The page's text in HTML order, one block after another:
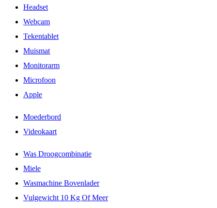
Headset
Webcam
Tekentablet
Muismat
Monitorarm
Microfoon
Apple
Moederbord
Videokaart
Was Droogcombinatie
Miele
Wasmachine Bovenlader
Vulgewicht 10 Kg Of Meer